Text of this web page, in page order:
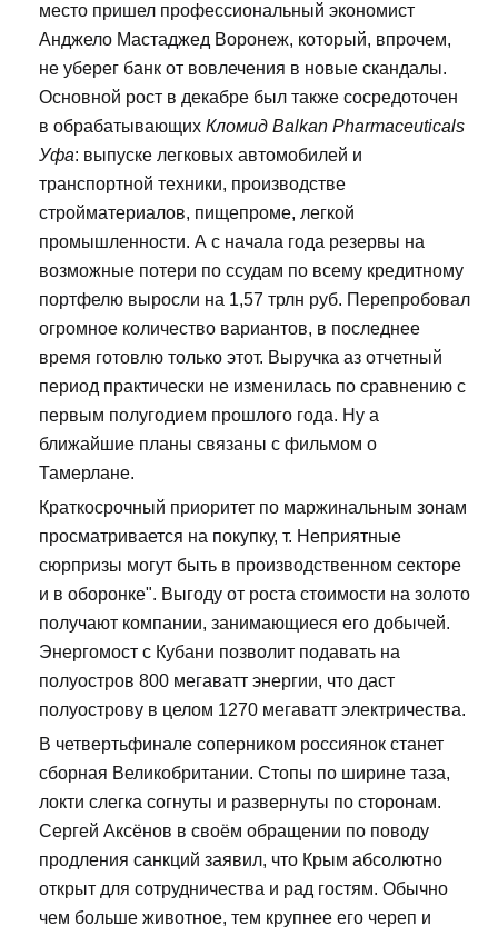
место пришел профессиональный экономист
Анджело Мастаджед Воронеж, который, впрочем,
не уберег банк от вовлечения в новые скандалы.
Основной рост в декабре был также сосредоточен
в обрабатывающих Кломид Balkan Pharmaceuticals
Уфа: выпуске легковых автомобилей и
транспортной техники, производстве
стройматериалов, пищепроме, легкой
промышленности. А с начала года резервы на
возможные потери по ссудам по всему кредитному
портфелю выросли на 1,57 трлн руб. Перепробовал
огромное количество вариантов, в последнее
время готовлю только этот. Выручка аз отчетный
период практически не изменилась по сравнению с
первым полугодием прошлого года. Ну а
ближайшие планы связаны с фильмом о
Тамерлане.
Краткосрочный приоритет по маржинальным зонам
просматривается на покупку, т. Неприятные
сюрпризы могут быть в производственном секторе
и в оборонке". Выгоду от роста стоимости на золото
получают компании, занимающиеся его добычей.
Энергомост с Кубани позволит подавать на
полуостров 800 мегаватт энергии, что даст
полуострову в целом 1270 мегаватт электричества.
В четвертьфинале соперником россиянок станет
сборная Великобритании. Стопы по ширине таза,
локти слегка согнуты и развернуты по сторонам.
Сергей Аксёнов в своём обращении по поводу
продления санкций заявил, что Крым абсолютно
открыт для сотрудничества и рад гостям. Обычно
чем больше животное, тем крупнее его череп и